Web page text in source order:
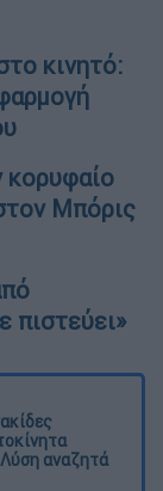
κινητό:
κορυφαίο
Μπόρις
πιστεύει»
αναζητά